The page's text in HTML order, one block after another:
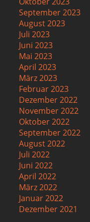
September 2023
August 2023
Juli 2023
Juni 2023
Mai 2023
April 2023
März 2023
Februar 2023
Dezember 2022
November 2022
Oktober 2022
September 2022
August 2022
Juli 2022
Juni 2022
April 2022
März 2022
Januar 2022
Dezember 2021